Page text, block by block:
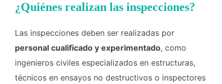
¿Quiénes realizan las inspecciones?
Las inspecciones deben ser realizadas por
personal cualificado y experimentado, como
ingenieros civiles especializados en estructuras,
técnicos en ensayos no destructivos o inspectores